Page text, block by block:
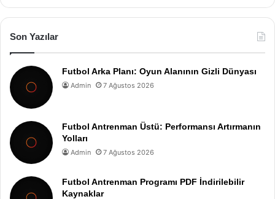
Son Yazılar
Futbol Arka Planı: Oyun Alanının Gizli Dünyası
Admin 7 Ağustos 2026
Futbol Antrenman Üstü: Performansı Artırmanın
Yolları
Admin 7 Ağustos 2026
Futbol Antrenman Programı PDF İndirilebilir
Kaynaklar